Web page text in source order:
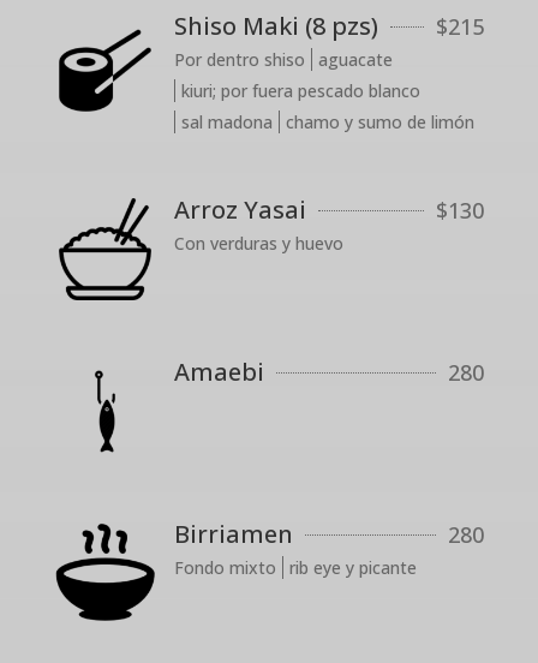
Shiso Maki (8 pzs) $215
Por dentro shiso
aguacate
kiuri; por fuera pescado blanco
sal madona
chamo y sumo de limón
Arroz Yasai $130
Con verduras y huevo
Amaebi 280
Birriamen 280
Fondo mixto rib eye y picante